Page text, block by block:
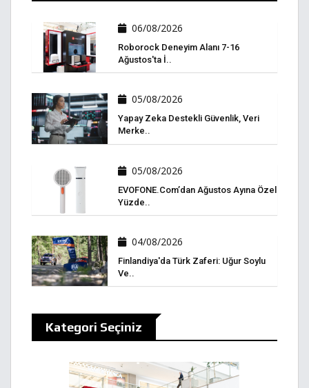
06/08/2026
Roborock Deneyim Alanı 7-16
Ağustos'ta İ..
05/08/2026
Yapay Zeka Destekli Güvenlik, Veri
Merke..
05/08/2026
EVOFONE.com’dan Ağustos Ayına Özel
Yüzde..
04/08/2026
Finlandiya'da Türk Zaferi: Uğur Soylu
Ve..
Kategori Seçiniz